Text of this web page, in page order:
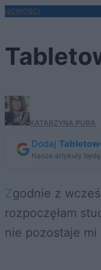
NOWOŚCI
KATARZYNA PURA
Dodaj
Nasze artykuły
Zgodnie z
rozpoczęłam
nie pozostaje